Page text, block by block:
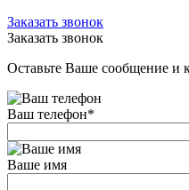
Заказать звонок
Заказать звонок
Оставьте Ваше сообщение и
Ваш телефон*
Ваше имя